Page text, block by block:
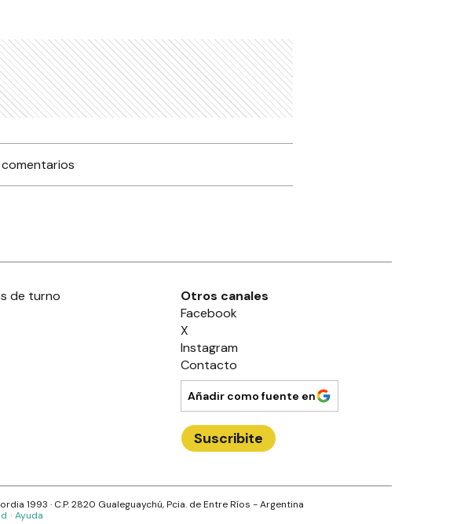
de turno
Otros canales
Facebook
X
Instagram
Contacto
Añadir como fuente en
Suscribite
1993 · C.P.2820 Gualeguaychú, Pcia. de Entre Ríos - Argentina
· Ayuda